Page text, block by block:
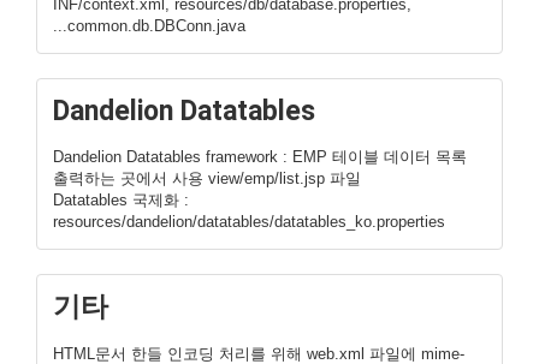
INF/context.xml, resources/db/database.properties,
...common.db.DBConn.java
Dandelion Datatables
Dandelion Datatables framework : EMP 테이블 데이터 목록
출력하는 곳에서 사용 view/emp/list.jsp 파일
Datatables 국제화 :
resources/dandelion/datatables/datatables_ko.properties
기타
HTML문서 한들 인코딩 처리를 위해 web.xml 파일에 mime-